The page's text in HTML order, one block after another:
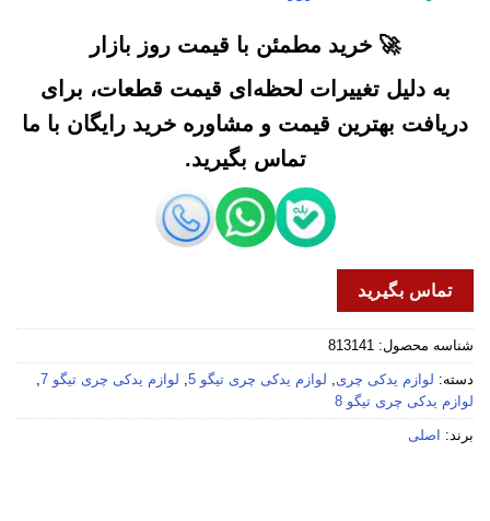
🚀 خرید مطمئن با قیمت روز بازار
به دلیل تغییرات لحظه‌ای قیمت قطعات، برای
دریافت بهترین قیمت و مشاوره خرید رایگان با ما
تماس بگیرید.
تماس بگیرید
شناسه محصول: 813141
دسته: لوازم یدکی چری, لوازم یدکی چری تیگو 5 , لوازم یدکی چری تیگو 7
,
لوازم یدکی چری تیگو 8
برند: اصلی